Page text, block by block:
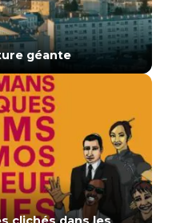
géante
Tous droits réservés